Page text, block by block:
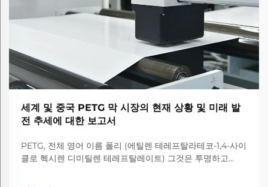
세계 및 중국 PETG 막 시장의 현재 상황 및 미래 발
전 추세에 대한 보고서
PETG, 전체 영어 이름 폴리 (에틸렌 테레프탈라테코-1,4-사이
클로 헥시렌 디미틸렌 테레프탈레이트) 그것은 투명하고